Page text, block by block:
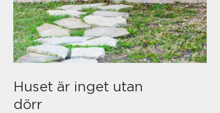
Huset är inget utan
dörr